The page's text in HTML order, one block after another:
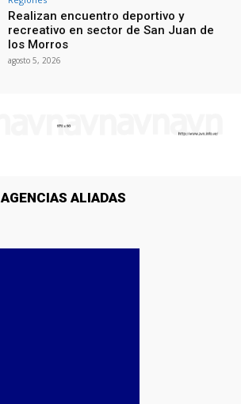
Realizan encuentro deportivo y
recreativo en sector de San Juan de
los Morros
agosto 5, 2026
AGENCIAS ALIADAS